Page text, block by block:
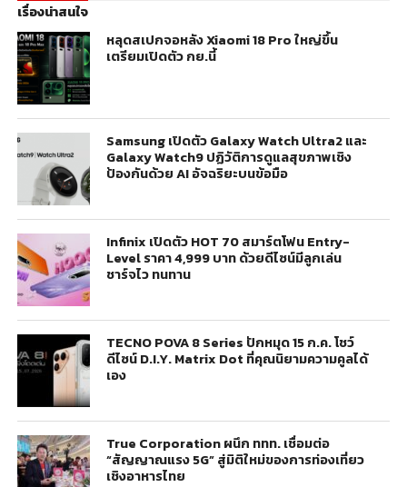
เรื่องน่าสนใจ
หลุดสเปกจอหลัง Xiaomi 18 Pro ใหญ่ขึ้น
เตรียมเปิดตัว กย.นี้
Samsung เปิดตัว Galaxy Watch Ultra2 และ
Galaxy Watch9 ปฏิวัติการดูแลสุขภาพเชิง
ป้องกันด้วย AI อัจฉริยะบนข้อมือ
Infinix เปิดตัว HOT 70 สมาร์ตโฟน Entry-
Level ราคา 4,999 บาท ด้วยดีไซน์มีลูกเล่น
ชาร์จไว ทนทาน
TECNO POVA 8 Series ปักหมุด 15 ก.ค. โชว์
ดีไซน์ D.I.Y. Matrix Dot ที่คุณนิยามความคูลได้
เอง
True Corporation ผนึก ททท. เชื่อมต่อ
“สัญญาณแรง 5G” สู่มิติใหม่ของการท่องเที่ยว
เชิงอาหารไทย